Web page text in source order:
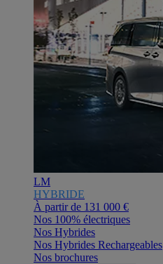
LM
HYBRIDE
À partir de 131 000 €
Nos 100% électriques
Nos Hybrides
Nos Hybrides Rechargeables
Nos brochures